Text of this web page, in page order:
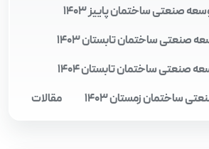
صنعتی ساختمان پاییز 1403
صنعتی ساختمان تابستان 1403
صنعتی ساختمان تابستان 1404
ساختمان زمستان 1403
مقالات